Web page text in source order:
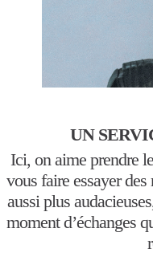
UN
Ici, on aime prendre
vous faire essayer
aussi plus
moment d’échanges